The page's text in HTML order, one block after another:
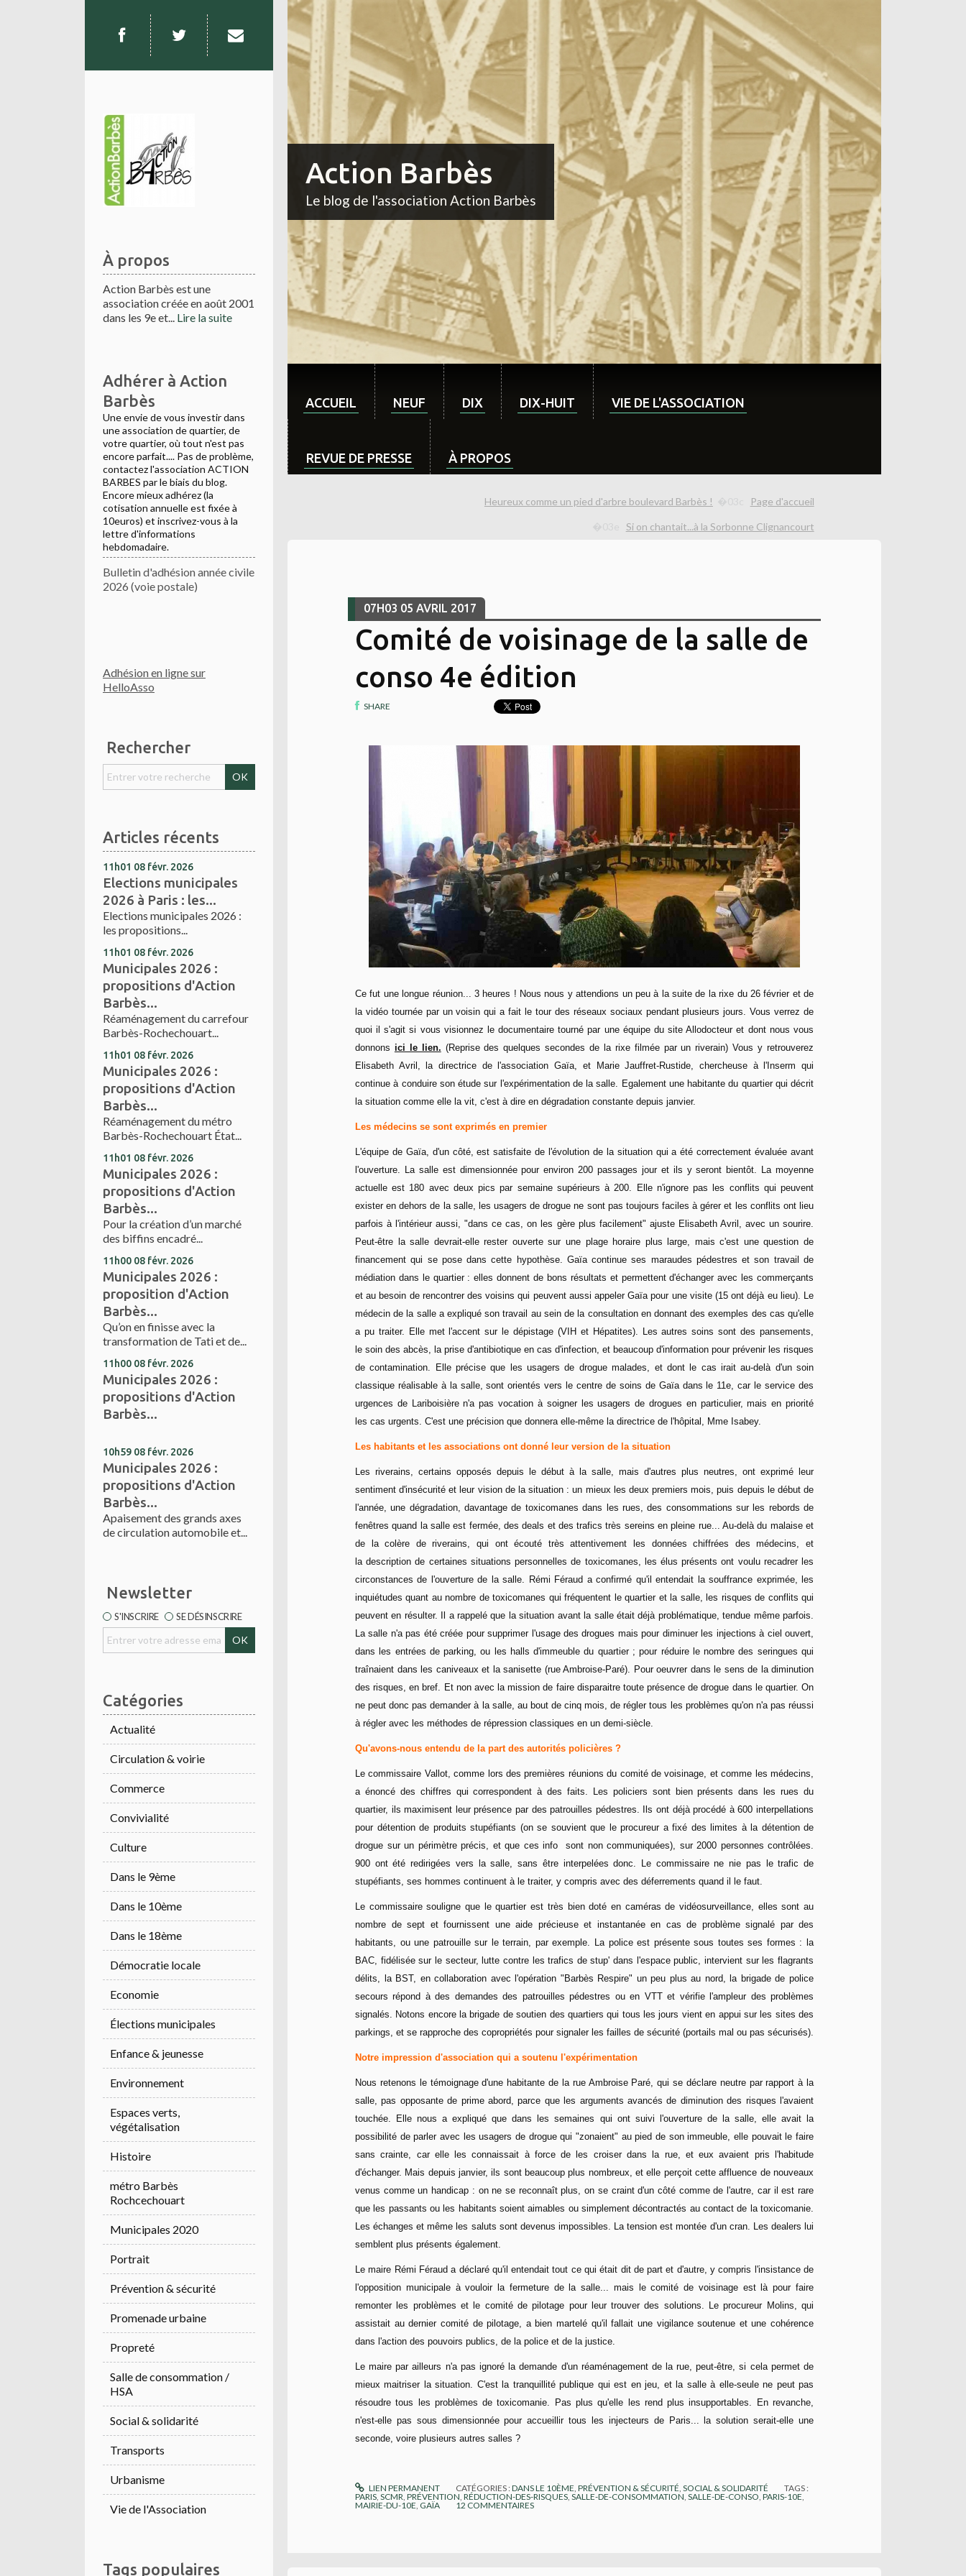
À propos
Action Barbès est une
association créée en août 2001
dans les 9e et... Lire la suite
Adhérer à Action
Barbès
Une envie de vous investir dans
une association de quartier, de
votre quartier, où tout n'est pas
encore parfait.... Pas de problème,
contactez l'association ACTION
BARBES par le biais du blog.
Encore mieux adhérez (la
cotisation annuelle est fixée à
10euros) et inscrivez-vous à la
lettre d'informations
hebdomadaire.
Bulletin d'adhésion année civile
2026 (voie postale)
Adhésion en ligne sur
HelloAsso
Rechercher
Articles récents
11h01 08 févr. 2026
Elections municipales
2026 à Paris : les...
Elections municipales 2026 :
les propositions...
11h01 08 févr. 2026
Municipales 2026 :
propositions d'Action
Barbès...
Réaménagement du carrefour
Barbès-Rochechouart...
11h01 08 févr. 2026
Municipales 2026 :
propositions d'Action
Barbès...
Réaménagement du métro
Barbès-Rochechouart État...
11h01 08 févr. 2026
Municipales 2026 :
propositions d'Action
Barbès...
Pour la création d’un marché
des biffins encadré...
11h00 08 févr. 2026
Municipales 2026 :
proposition d'Action
Barbès...
Qu’on en finisse avec la
transformation de Tati et de...
11h00 08 févr. 2026
Municipales 2026 :
propositions d'Action
Barbès...
10h59 08 févr. 2026
Municipales 2026 :
propositions d'Action
Barbès...
Apaisement des grands axes
de circulation automobile et...
Newsletter
S'INSCRIRE SE DÉSINSCRIRE
Catégories
Actualité
Circulation & voirie
Commerce
Convivialité
Culture
Dans le 9ème
Dans le 10ème
Dans le 18ème
Démocratie locale
Economie
Élections municipales
Enfance & jeunesse
Environnement
Espaces verts,
végétalisation
Histoire
métro Barbès
Rochcechouart
Municipales 2020
Portrait
Prévention & sécurité
Promenade urbaine
Propreté
Salle de consommation /
HSA
Social & solidarité
Transports
Urbanisme
Vie de l'Association
Tags populaires
Action Barbès
Le blog de l'association Action Barbès
ACCUEIL NEUF DIX DIX-HUIT VIE DE L'ASSOCIATION
REVUE DE PRESSE À PROPOS
Heureux comme un pied d'arbre boulevard Barbès ! Page d'accueil
Si on chantait...à la Sorbonne Clignancourt
07H03 05 AVRIL 2017
Comité de voisinage de la salle de
conso 4e édition
SHARE
Ce fut une longue réunion... 3 heures ! Nous nous y attendions un peu à la suite de la rixe du 26 février et de
la vidéo tournée par un voisin qui a fait le tour des réseaux sociaux pendant plusieurs jours. Vous verrez de
quoi il s'agit si vous visionnez le documentaire tourné par une équipe du site Allodocteur et dont nous vous
donnons ici le lien. (Reprise des quelques secondes de la rixe filmée par un riverain) Vous y retrouverez
Elisabeth Avril, la directrice de l'association Gaïa, et Marie Jauffret-Rustide, chercheuse à l'Inserm qui
continue à conduire son étude sur l'expérimentation de la salle. Egalement une habitante du quartier qui décrit
la situation comme elle la vit, c'est à dire en dégradation constante depuis janvier.
Les médecins se sont exprimés en premier
L'équipe de Gaïa, d'un côté, est satisfaite de l'évolution de la situation qui a été correctement évaluée avant
l'ouverture. La salle est dimensionnée pour environ 200 passages jour et ils y seront bientôt. La moyenne
actuelle est 180 avec deux pics par semaine supérieurs à 200. Elle n'ignore pas les conflits qui peuvent
exister en dehors de la salle, les usagers de drogue ne sont pas toujours faciles à gérer et les conflits ont lieu
parfois à l'intérieur aussi, "dans ce cas, on les gère plus facilement" ajuste Elisabeth Avril, avec un sourire.
Peut-être la salle devrait-elle rester ouverte sur une plage horaire plus large, mais c'est une question de
financement qui se pose dans cette hypothèse. Gaïa continue ses maraudes pédestres et son travail de
médiation dans le quartier : elles donnent de bons résultats et permettent d'échanger avec les commerçants
et au besoin de rencontrer des voisins qui peuvent aussi appeler Gaïa pour une visite (15 ont déjà eu lieu). Le
médecin de la salle a expliqué son travail au sein de la consultation en donnant des exemples des cas qu'elle
a pu traiter. Elle met l'accent sur le dépistage (VIH et Hépatites). Les autres soins sont des pansements,
le soin des abcès, la prise d'antibiotique en cas d'infection, et beaucoup d'information pour prévenir les risques
de contamination. Elle précise que les usagers de drogue malades, et dont le cas irait au-delà d'un soin
classique réalisable à la salle, sont orientés vers le centre de soins de Gaïa dans le 11e, car le service des
urgences de Lariboisière n'a pas vocation à soigner les usagers de drogues en particulier, mais en priorité
les cas urgents. C'est une précision que donnera elle-même la directrice de l'hôpital, Mme Isabey.
Les habitants et les associations ont donné leur version de la situation
Les riverains, certains opposés depuis le début à la salle, mais d'autres plus neutres, ont exprimé leur
sentiment d'insécurité et leur vision de la situation : un mieux les deux premiers mois, puis depuis le début de
l'année, une dégradation, davantage de toxicomanes dans les rues, des consommations sur les rebords de
fenêtres quand la salle est fermée, des deals et des trafics très sereins en pleine rue... Au-delà du malaise et
de la colère de riverains, qui ont écouté très attentivement les données chiffrées des médecins, et
la description de certaines situations personnelles de toxicomanes, les élus présents ont voulu recadrer les
circonstances de l'ouverture de la salle. Rémi Féraud a confirmé qu'il entendait la souffrance exprimée, les
inquiétudes quant au nombre de toxicomanes qui fréquentent le quartier et la salle, les risques de conflits qui
peuvent en résulter. Il a rappelé que la situation avant la salle était déjà problématique, tendue même parfois.
La salle n'a pas été créée pour supprimer l'usage des drogues mais pour diminuer les injections à ciel ouvert,
dans les entrées de parking, ou les halls d'immeuble du quartier ; pour réduire le nombre des seringues qui
traînaient dans les caniveaux et la sanisette (rue Ambroise-Paré). Pour oeuvrer dans le sens de la diminution
des risques, en bref. Et non avec la mission de faire disparaitre toute présence de drogue dans le quartier. On
ne peut donc pas demander à la salle, au bout de cinq mois, de régler tous les problèmes qu'on n'a pas réussi
à régler avec les méthodes de répression classiques en un demi-siècle.
Qu'avons-nous entendu de la part des autorités policières ?
Le commissaire Vallot, comme lors des premières réunions du comité de voisinage, et comme les médecins,
a énoncé des chiffres qui correspondent à des faits. Les policiers sont bien présents dans les rues du
quartier, ils maximisent leur présence par des patrouilles pédestres. Ils ont déjà procédé à 600 interpellations
pour détention de produits stupéfiants (on se souvient que le procureur a fixé des limites à la détention de
drogue sur un périmètre précis, et que ces info sont non communiquées), sur 2000 personnes contrôlées.
900 ont été redirigées vers la salle, sans être interpelées donc. Le commissaire ne nie pas le trafic de
stupéfiants, ses hommes continuent à le traiter, y compris avec des déferrements quand il le faut.
Le commissaire souligne que le quartier est très bien doté en caméras de vidéosurveillance, elles sont au
nombre de sept et fournissent une aide précieuse et instantanée en cas de problème signalé par des
habitants, ou une patrouille sur le terrain, par exemple. La police est présente sous toutes ses formes : la
BAC, fidélisée sur le secteur, lutte contre les trafics de stup' dans l'espace public, intervient sur les flagrants
délits, la BST, en collaboration avec l'opération "Barbès Respire" un peu plus au nord, la brigade de police
secours répond à des demandes des patrouilles pédestres ou en VTT et vérifie l'ampleur des problèmes
signalés. Notons encore la brigade de soutien des quartiers qui tous les jours vient en appui sur les sites des
parkings, et se rapproche des copropriétés pour signaler les failles de sécurité (portails mal ou pas sécurisés).
Notre impression d'association qui a soutenu l'expérimentation
Nous retenons le témoignage d'une habitante de la rue Ambroise Paré, qui se déclare neutre par rapport à la
salle, pas opposante de prime abord, parce que les arguments avancés de diminution des risques l'avaient
touchée. Elle nous a expliqué que dans les semaines qui ont suivi l'ouverture de la salle, elle avait la
possibilité de parler avec les usagers de drogue qui "zonaient" au pied de son immeuble, elle pouvait le faire
sans crainte, car elle les connaissait à force de les croiser dans la rue, et eux avaient pris l'habitude
d'échanger. Mais depuis janvier, ils sont beaucoup plus nombreux, et elle perçoit cette affluence de nouveaux
venus comme un handicap : on ne se reconnaît plus, on se craint d'un côté comme de l'autre, car il est rare
que les passants ou les habitants soient aimables ou simplement décontractés au contact de la toxicomanie.
Les échanges et même les saluts sont devenus impossibles. La tension est montée d'un cran. Les dealers lui
semblent plus présents également.
Le maire Rémi Féraud a déclaré qu'il entendait tout ce qui était dit de part et d'autre, y compris l'insistance de
l'opposition municipale à vouloir la fermeture de la salle... mais le comité de voisinage est là pour faire
remonter les problèmes et le comité de pilotage pour leur trouver des solutions. Le procureur Molins, qui
assistait au dernier comité de pilotage, a bien martelé qu'il fallait une vigilance soutenue et une cohérence
dans l'action des pouvoirs publics, de la police et de la justice.
Le maire par ailleurs n'a pas ignoré la demande d'un réaménagement de la rue, peut-être, si cela permet de
mieux maitriser la situation. C'est la tranquillité publique qui est en jeu, et la salle à elle-seule ne peut pas
résoudre tous les problèmes de toxicomanie. Pas plus qu'elle les rend plus insupportables. En revanche,
n'est-elle pas sous dimensionnée pour accueillir tous les injecteurs de Paris... la solution serait-elle une
seconde, voire plusieurs autres salles ?
LIEN PERMANENT CATÉGORIES :DANS LE 10ÈME ,PRÉVENTION & SÉCURITÉ ,SOCIAL & SOLIDARITÉ
TAGS :
PARIS SCMR PRÉVENTION RÉDUCTION-DES-RISQUES SALLE-DE-CONSOMMATION SALLE-DE-CONSO PARIS-10E
MAIRIE-DU-10E GAÏA 12 COMMENTAIRES